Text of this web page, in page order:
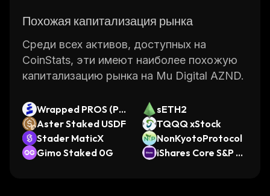
Похожая капитализация рынка
Среди всех активов, доступных на
CoinStats, эти имеют наиболее похожую
капитализацию рынка на Mu Digital AZND.
Wrapped PROS (Ph
aros)
sETH2
Aster Staked USDF
TQQQ xStock
Stader MaticX
NonKyotoProtocol
Gimo Staked 0G
iShares Core S&P Mi